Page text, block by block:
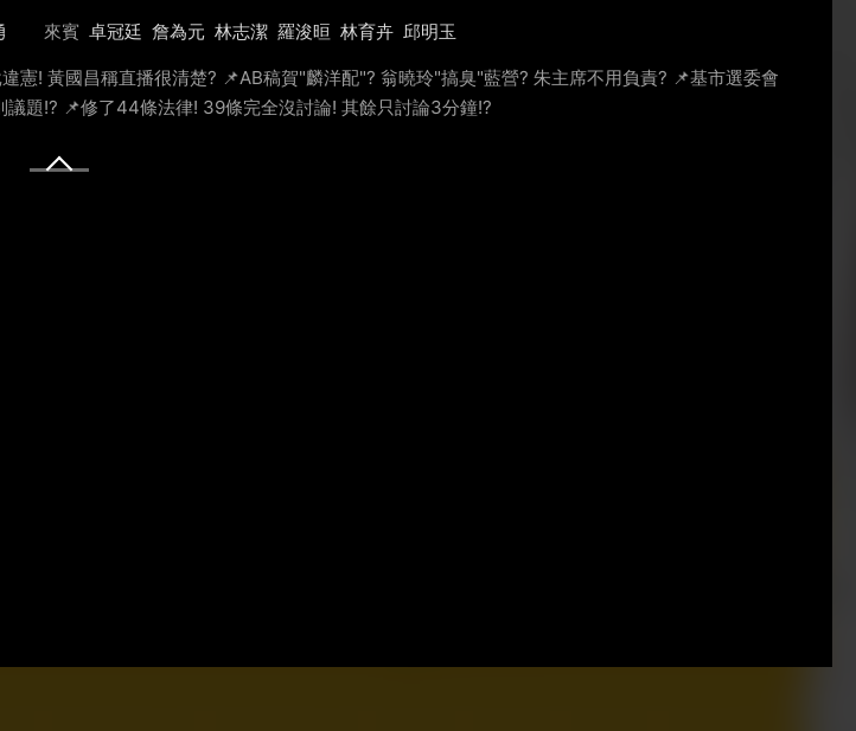
來賓 卓冠廷 詹為元 林志潔 羅浚晅 林育卉 邱明玉
憲! 黃國昌稱直播很清楚? 📌AB稿賀"麟洋配"? 翁曉玲"搞臭"藍營? 朱主席不用負責? 📌基市選委會
題!? 📌修了44條法律! 39條完全沒討論! 其餘只討論3分鐘!?